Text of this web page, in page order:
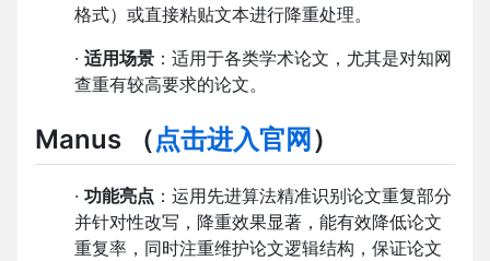
格式）或直接粘贴文本进行降重处理。
· 适用场景 ：适用于各类学术论文，尤其是对知网
查重有较高要求的论文。
Manus （点击进入官网 ）
· 功能亮点 ：运用先进算法精准识别论文重复部分
并针对性改写，降重效果显著，能有效降低论文
重复率，同时注重维护论文逻辑结构，保证论文